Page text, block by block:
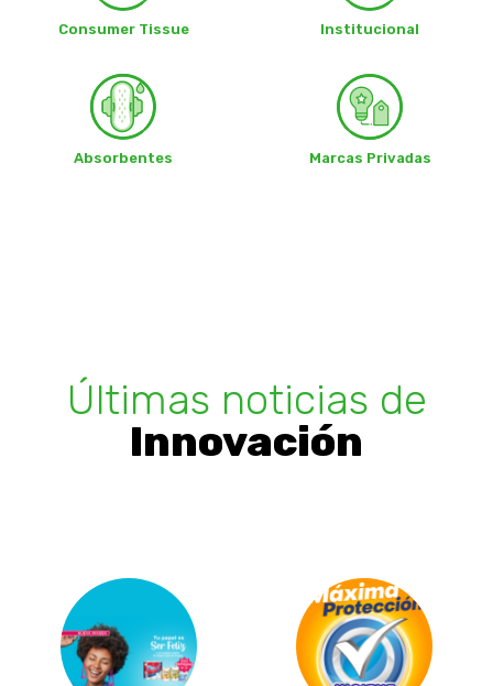
Consumer Tissue Institucional
Absorbentes Marcas Privadas
Últimas noticias de
Innovación